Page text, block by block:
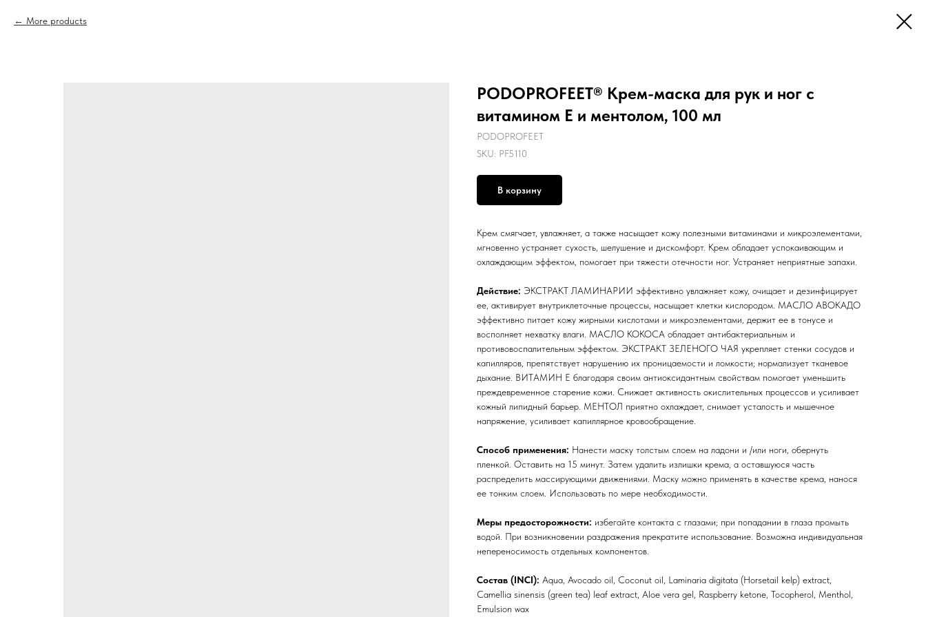
More products
PODOPROFEET® Крем-маска для рук и ног с
витамином Е и ментолом, 100 мл
PODOPROFEET
SKU: PF5110
В корзину
Крем смягчает, увлажняет, а также насыщает кожу полезными витаминами и микроэлементами,
мгновенно устраняет сухость, шелушение и дискомфорт. Крем обладает успокаивающим и
охлаждающим эффектом, помогает при тяжести отечности ног. Устраняет неприятные запахи.
Действие: ЭКСТРАКТ ЛАМИНАРИИ эффективно увлажняет кожу, очищает и дезинфицирует
ее, активирует внутриклеточные процессы, насыщает клетки кислородом. МАСЛО АВОКАДО
эффективно питает кожу жирными кислотами и микроэлементами, держит ее в тонусе и
восполняет нехватку влаги. МАСЛО КОКОСА обладает антибактериальным и
противовоспалительным эффектом. ЭКСТРАКТ ЗЕЛЕНОГО ЧАЯ укрепляет стенки сосудов и
капилляров, препятствует нарушению их проницаемости и ломкости; нормализует тканевое
дыхание. ВИТАМИН Е благодаря своим антиоксидантным свойствам помогает уменьшить
преждевременное старение кожи. Снижает активность окислительных процессов и усиливает
кожный липидный барьер. МЕНТОЛ приятно охлаждает, снимает усталость и мышечное
напряжение, усиливает капиллярное кровообращение.
Способ применения: Нанести маску толстым слоем на ладони и /или ноги, обернуть
пленкой. Оставить на 15 минут. Затем удалить излишки крема, а оставшуюся часть
распределить массирующими движениями. Маску можно применять в качестве крема, нанося
ее тонким слоем. Использовать по мере необходимости.
Меры предосторожности: избегайте контакта с глазами; при попадании в глаза промыть
водой. При возникновении раздражения прекратите использование. Возможна индивидуальная
непереносимость отдельных компонентов.
Состав (INCI): Aqua, Avocado oil, Coconut oil, Laminaria digitata (Horsetail kelp) extract,
Camellia sinensis (green tea) leaf extract, Aloe vera gel, Raspberry ketone, Tocopherol, Menthol,
Emulsion wax